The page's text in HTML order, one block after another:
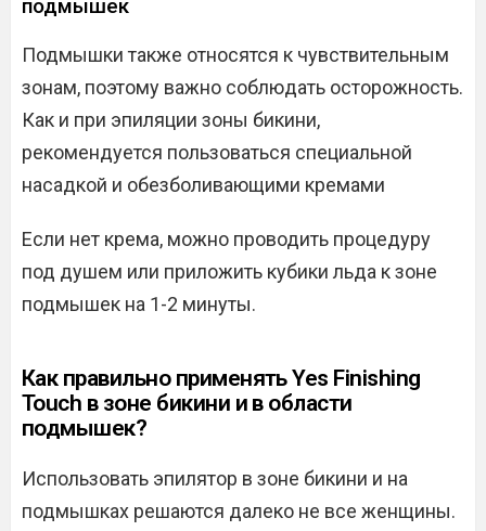
подмышек
Подмышки также относятся к чувствительным
зонам, поэтому важно соблюдать осторожность.
Как и при эпиляции зоны бикини,
рекомендуется пользоваться специальной
насадкой и обезболивающими кремами
Если нет крема, можно проводить процедуру
под душем или приложить кубики льда к зоне
подмышек на 1-2 минуты.
Как правильно применять Yes Finishing
Touch в зоне бикини и в области
подмышек?
Использовать эпилятор в зоне бикини и на
подмышках решаются далеко не все женщины.